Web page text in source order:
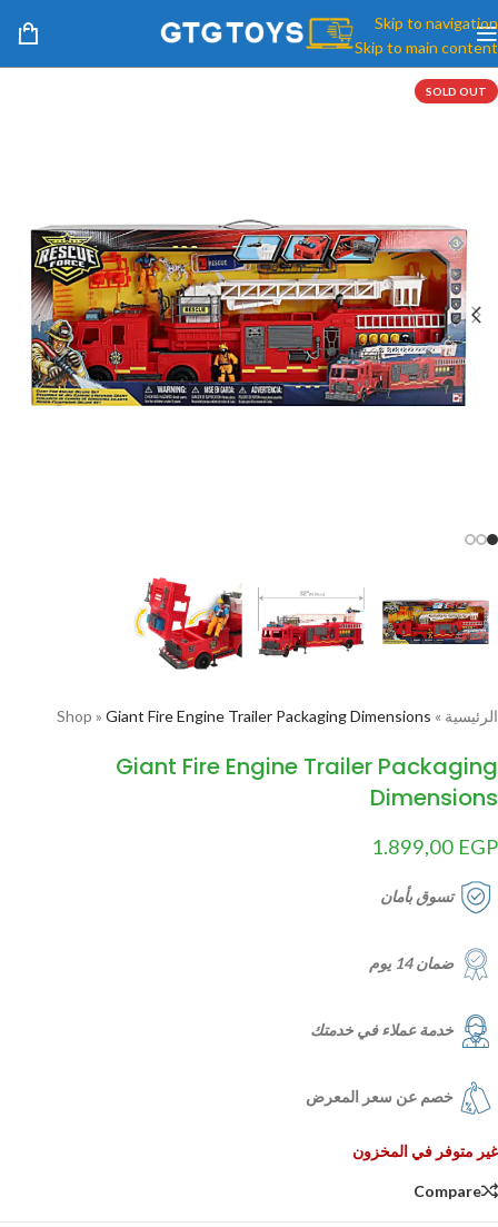
Skip to navigation
Skip to main content
SOLD OUT
الرئيسية »
Shop » Giant Fire Engine Trailer Packaging Dimensions
Giant Fire Engine Trailer Packaging
Dimensions
1.899,00 EGP
تسوق بأمان
ضمان 14 يوم
خدمة عملاء في خدمتك
خصم عن سعر المعرض
غير متوفر في المخزون
Compare